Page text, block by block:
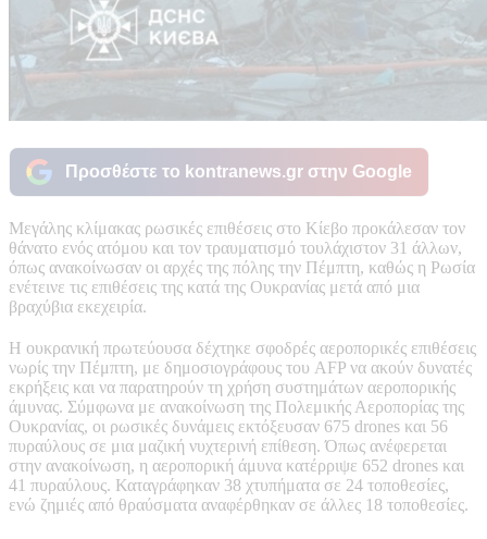
Προσθέστε το kontranews.gr στην Google
Mεγάλης κλίμακας ρωσικές επιθέσεις στο Κίεβο προκάλεσαν τον
θάνατο ενός ατόμου και τον τραυματισμό τουλάχιστον 31 άλλων,
όπως ανακοίνωσαν οι αρχές της πόλης την Πέμπτη, καθώς η Ρωσία
ενέτεινε τις επιθέσεις της κατά της Ουκρανίας μετά από μια
βραχύβια εκεχειρία.
Η ουκρανική πρωτεύουσα δέχτηκε σφοδρές αεροπορικές επιθέσεις
νωρίς την Πέμπτη, με δημοσιογράφους του AFP να ακούν δυνατές
εκρήξεις και να παρατηρούν τη χρήση συστημάτων αεροπορικής
άμυνας. Σύμφωνα με ανακοίνωση της Πολεμικής Αεροπορίας της
Ουκρανίας, οι ρωσικές δυνάμεις εκτόξευσαν 675 drones και 56
πυραύλους σε μια μαζική νυχτερινή επίθεση. Όπως ανέφερεται
στην ανακοίνωση, η αεροπορική άμυνα κατέρριψε 652 drones και
41 πυραύλους. Καταγράφηκαν 38 χτυπήματα σε 24 τοποθεσίες,
ενώ ζημιές από θραύσματα αναφέρθηκαν σε άλλες 18 τοποθεσίες.